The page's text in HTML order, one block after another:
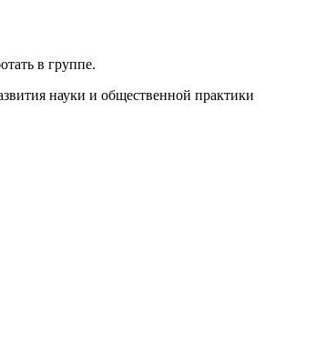
в группе.
науки и общественной практики